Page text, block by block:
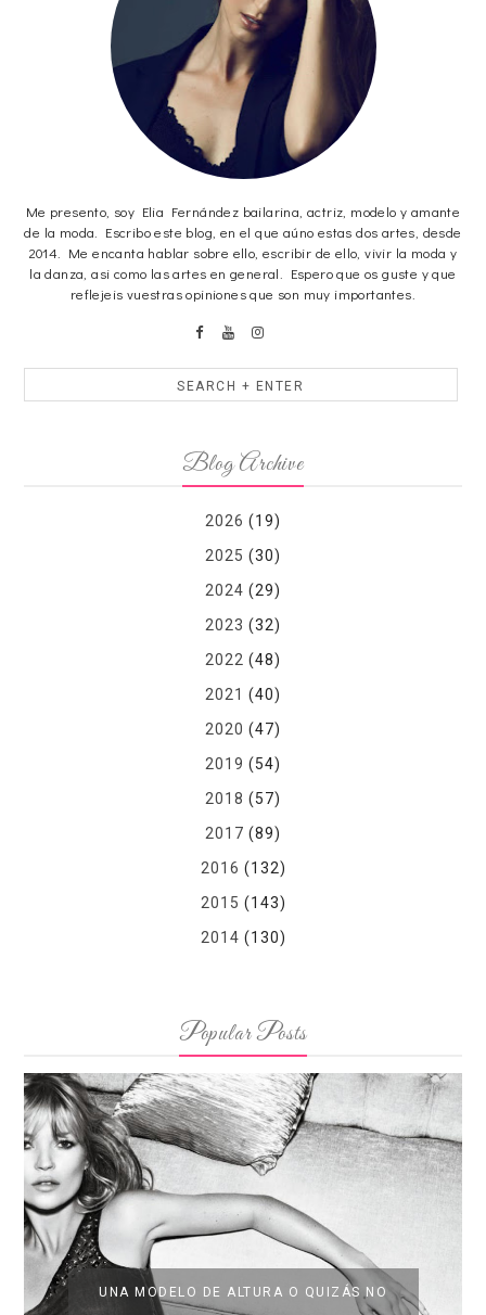
Me presento, soy Elia Fernández bailarina, actriz, modelo y amante
de la moda. Escribo este blog, en el que aúno estas dos artes, desde
2014. Me encanta hablar sobre ello, escribir de ello, vivir la moda y
la danza, asi como las artes en general. Espero que os guste y que
reflejeis vuestras opiniones que son muy importantes.
Blog Archive
2026 (19)
2025 (30)
2024 (29)
2023 (32)
2022 (48)
2021 (40)
2020 (47)
2019 (54)
2018 (57)
2017 (89)
2016 (132)
2015 (143)
2014 (130)
Popular Posts
UNA MODELO DE ALTURA O QUIZÁS NO